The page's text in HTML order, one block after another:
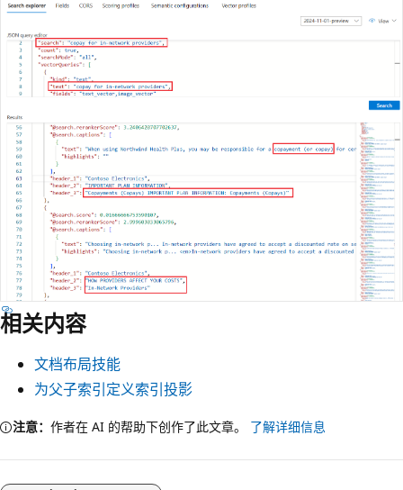
相关内容
文档布局技能
为父子索引定义索引投影
注意： 作者在 AI 的帮助下创作了此文章。 了解详细信息